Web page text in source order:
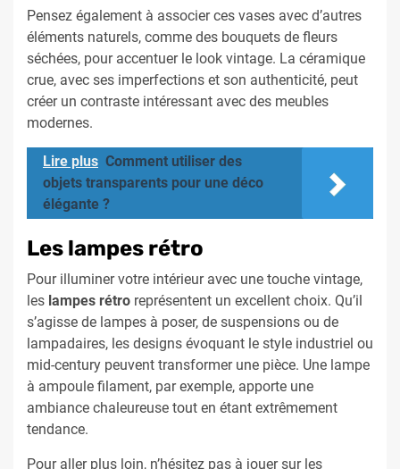
Pensez également à associer ces vases avec d’autres
éléments naturels, comme des bouquets de fleurs
séchées, pour accentuer le look vintage. La céramique
crue, avec ses imperfections et son authenticité, peut
créer un contraste intéressant avec des meubles
modernes.
Lire plus Comment utiliser des
objets transparents pour une déco
élégante ?
Les lampes rétro
Pour illuminer votre intérieur avec une touche vintage,
les lampes rétro représentent un excellent choix. Qu’il
s’agisse de lampes à poser, de suspensions ou de
lampadaires, les designs évoquant le style industriel ou
mid-century peuvent transformer une pièce. Une lampe
à ampoule filament, par exemple, apporte une
ambiance chaleureuse tout en étant extrêmement
tendance.
Pour aller plus loin, n’hésitez pas à jouer sur les